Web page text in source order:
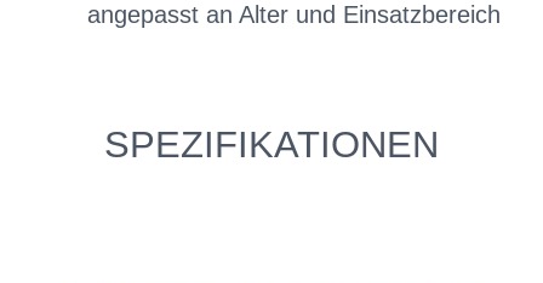
angepasst an Alter und Einsatzbereich
SPEZIFIKATIONEN